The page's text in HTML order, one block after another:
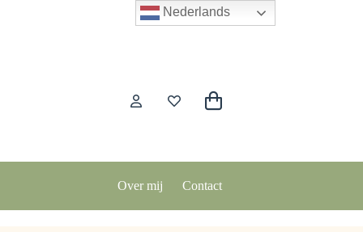
Winkelwagen
Over mij Contact
Nederlands